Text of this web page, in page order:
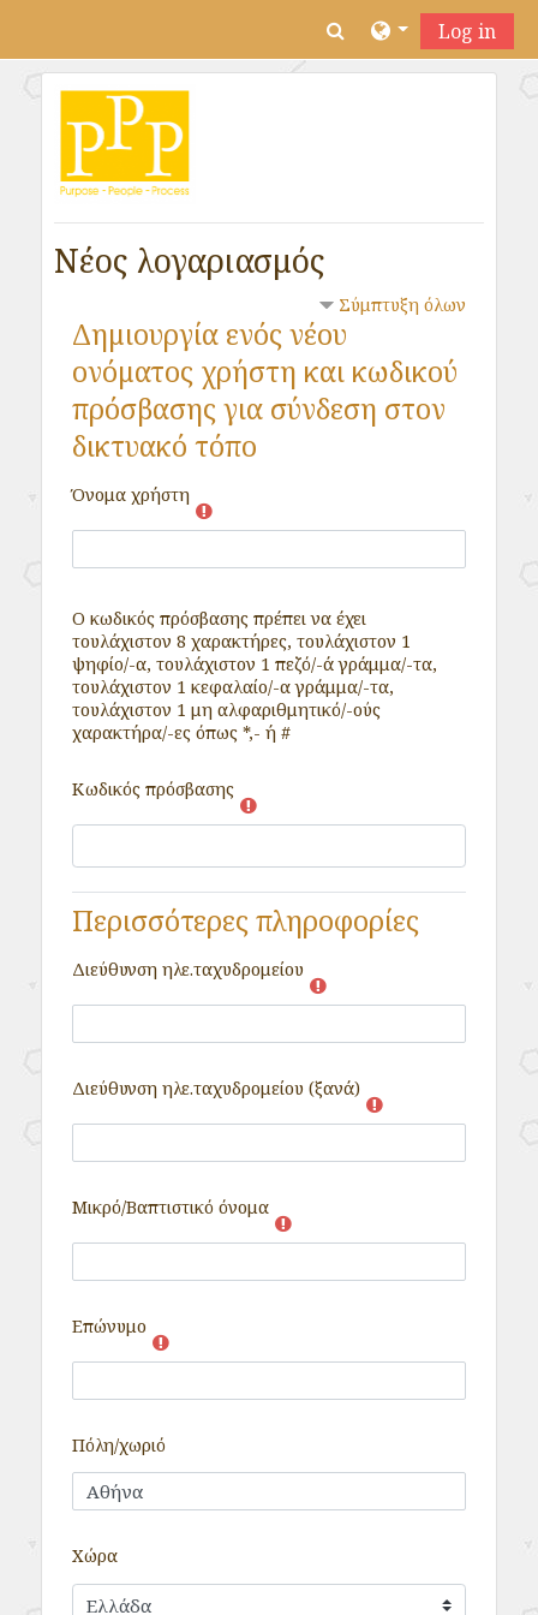
ΕναλλαγήLog in
Νέος λογαριασμός
Σύμπτυξη όλων
Δημιουργία ενός νέου
ονόματος χρήστη και κωδικού
πρόσβασης για σύνδεση στον
δικτυακό τόπο
Όνομα χρήστη
Ο κωδικός πρόσβασης πρέπει να έχει
τουλάχιστον 8 χαρακτήρες, τουλάχιστον 1
ψηφίο/-α, τουλάχιστον 1 πεζό/-ά γράμμα/-τα,
τουλάχιστον 1 κεφαλαίο/-α γράμμα/-τα,
τουλάχιστον 1 μη αλφαριθμητικό/-ούς
χαρακτήρα/-ες όπως *,- ή #
Κωδικός πρόσβασης
Περισσότερες πληροφορίες
Διεύθυνση ηλε.ταχυδρομείου
Διεύθυνση ηλε.ταχυδρομείου (ξανά)
Μικρό/Βαπτιστικό όνομα
Επώνυμο
Πόλη/χωριό
Χώρα